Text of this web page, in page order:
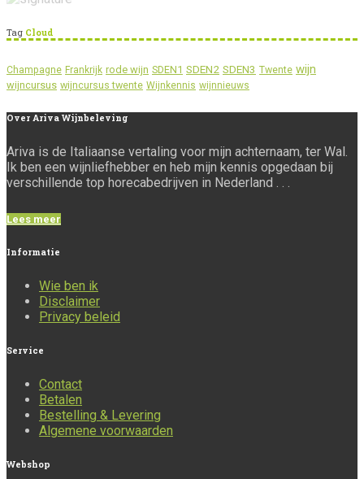
Tag Cloud
Champagne Frankrijk rode wijn SDEN1 SDEN2 SDEN3 Twente wijn
wijncursus wijncursus twente Wijnkennis wijnnieuws
Over Ariva Wijnbeleving
Ariva is de Italiaanse vertaling voor mijn achternaam, ter Wal.
Ik ben een wijnliefhebber en heb mijn kennis opgedaan bij
verschillende top horecabedrijven in Nederland . . .
Lees meer
Informatie
Wie ben ik
Disclaimer
Privacy beleid
Service
Contact
Betalen
Bestelling & Levering
Algemene voorwaarden
Webshop